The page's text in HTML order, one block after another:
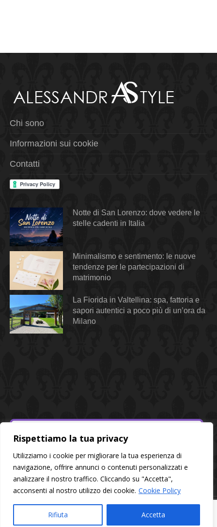
Rispettiamo la tua privacy
Utilizziamo i cookie per migliorare la tua esperienza di
navigazione, offrire annunci o contenuti personalizzati e
analizzare il nostro traffico. Cliccando su "Accetta",
acconsenti al nostro utilizzo dei cookie. Cookie Policy
Rifiuta Accetta
Chi sono
Informazioni sui cookie
Contatti
Notte di San Lorenzo: dove vedere le
stelle cadenti in Italia
Minimalismo e sentimento: le nuove
tendenze per le partecipazioni di
matrimonio
La Fiorida in Valtellina: spa, fattoria e
sapori autentici a poco più di un’ora da
Milano
© 2026 Alessandra Style - All rights reserved | P.I. 02320600568